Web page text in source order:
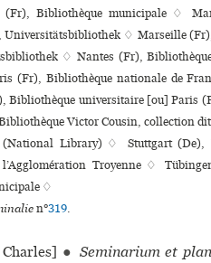
Bibliothèque muni­ci­pale ♢
♢ Marseille
♢ Nantes (Fr),
(Fr), Bibliothèque nationale de
Bibliothèque uni­ver­si­taire [ou] Paris
Victor Cousin, collection
(National Library) ♢ Stuttgart
l’Agglomération Troyenne ♢
♢
n°319.
● Seminarium et